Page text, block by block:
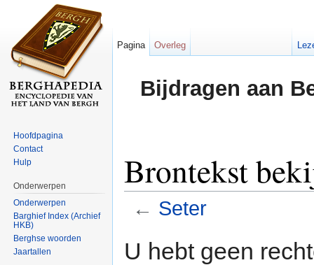
Bijdragen aan
Brontekst
← Seter
U hebt geen
Pagina Overleg
Hoofdpagina
Contact
Hulp
Onderwerpen
Onderwerpen
Barghief Index (Archief
HKB)
Berghse woorden
Jaartallen